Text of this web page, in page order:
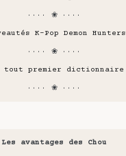
···· ❀ ····
K-Pop Demon Hunters
···· ❀ ····
tout premier dictionnaire
···· ❀ ····
Les avantages des Chou